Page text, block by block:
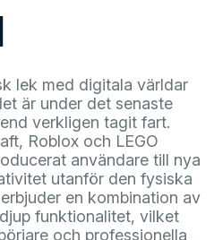
lek med digitala världar
är under det senaste
verkligen tagit fart.
Roblox och LEGO
användare till nya
utanför den fysiska
en kombination av
funktionalitet, vilket
och professionella